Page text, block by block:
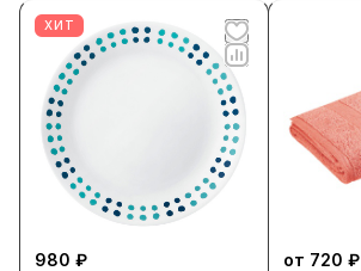
ХИТ
980 ₽
от 720 ₽